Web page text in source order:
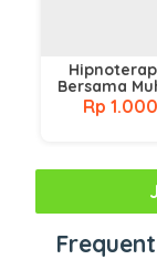
Bersama
Rp